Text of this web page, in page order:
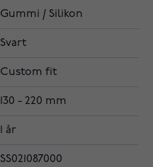
Gummi / Silikon
Svart
Custom fit
130 - 220 mm
1 år
SS021087000